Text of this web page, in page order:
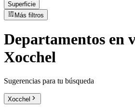
Superficie
Más filtros
Departamentos en
Xocchel
Sugerencias para tu búsqueda
Xocchel